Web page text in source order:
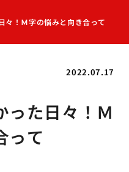
々！Ｍ字の悩みと向き合って
2022.07.17
った日々！Ｍ
って